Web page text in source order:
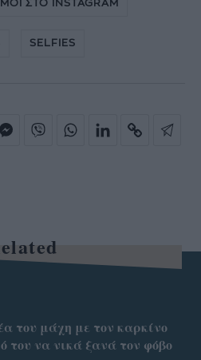
ΣΤΟ INSTAGRAM
SELFIES
του μάχη με τον καρκίνο
του να νικά ξανά τον φόβο